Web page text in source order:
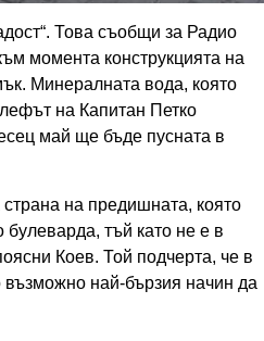
Това съобщи за Радио
момента конструкцията на
Минералната вода, която
на Капитан Петко
май ще бъде пусната в
на предишната, която
тъй като не е в
Коев. Той подчерта, че в
най-бързия начин да